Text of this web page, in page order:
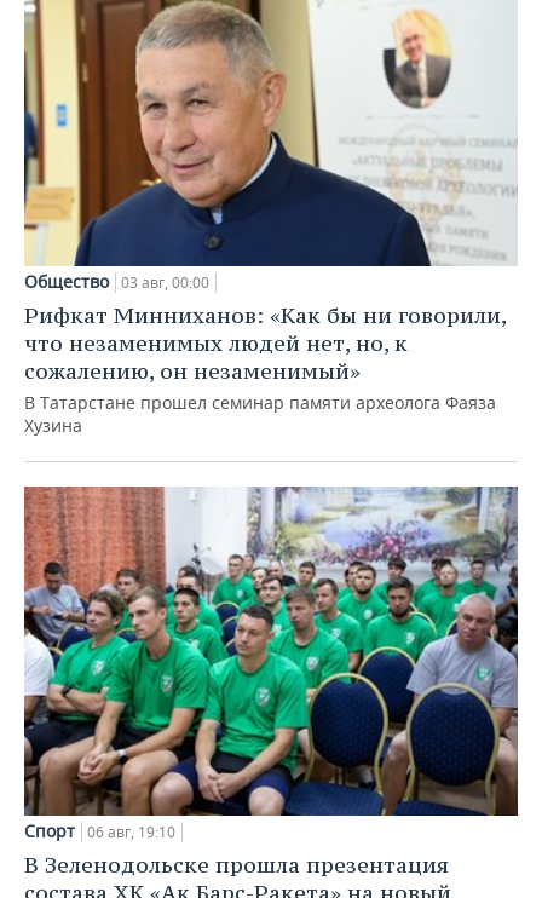
Общество 03 авг, 00:00
Рифкат Минниханов: «Как бы ни говорили,
что незаменимых людей нет, но, к
сожалению, он незаменимый»
В Татарстане прошел семинар памяти археолога Фаяза
Хузина
Спорт 06 авг, 19:10
В Зеленодольске прошла презентация
состава ХК «Ак Барс-Ракета» на новый